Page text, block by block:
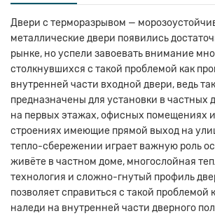
Двери с терморазрывом —
металлические двери появились
рынке, но успели завоевать внимание
столкнувшихся с такой проблемой как
внутренней части входной двери, ведь
предназначены для установки в частных
на первых этажах, офисных помещениях
строениях имеющие прямой выход на
тепло-сбережении играет важную роль
живёте в частном доме, многослойная
технология и сложно-гнутый профиль
позволяет справиться с такой проблемой
наледи на внутренней части дверного